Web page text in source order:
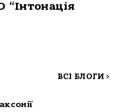
“Інтонація
ВСІ БЛОГИ >